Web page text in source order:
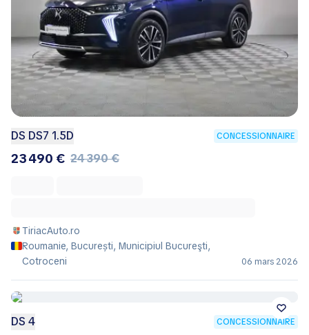
DS DS7 1.5D CONCESSIONNAIRE
23 490 € 24 390 €
TiriacAuto.ro
Roumanie, București, Municipiul Bucureşti,
Cotroceni
06 mars 2026
DS 4 CONCESSIONNAIRE